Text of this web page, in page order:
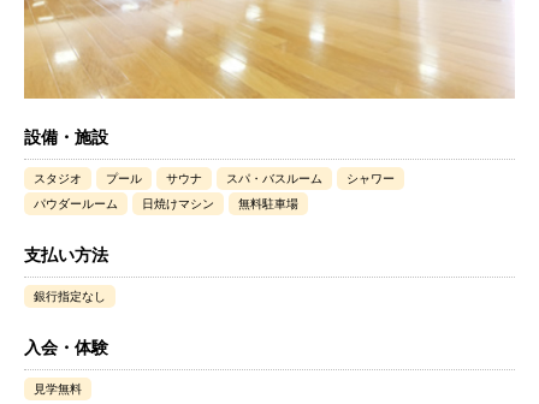
設備・施設
スタジオ プール サウナ スパ・バスルーム
シャワー
パウダールーム
日焼けマシン 無料駐車場
支払い方法
銀行指定なし
入会・体験
見学無料